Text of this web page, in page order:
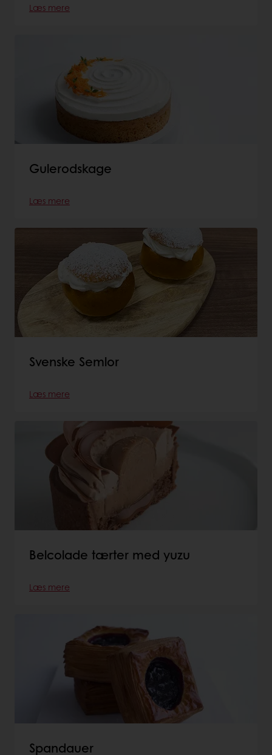
Læs mere
Gulerodskage
Læs mere
Svenske Semlor
Læs mere
Belcolade tærter med yuzu
Læs mere
Spandauer